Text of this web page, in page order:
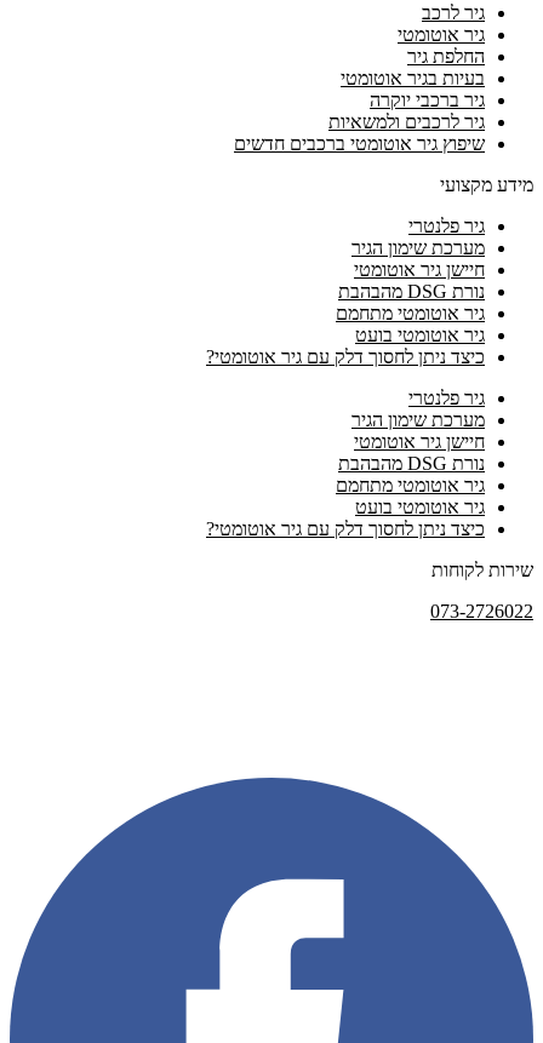
גיר לרכב
גיר אוטומטי
החלפת גיר
בעיות בגיר אוטומטי
גיר ברכבי יוקרה
גיר לרכבים ולמשאיות
שיפוץ גיר אוטומטי ברכבים חדשים
מידע מקצועי
גיר פלנטרי
מערכת שימון הגיר
חיישן גיר אוטומטי
נורת DSG מהבהבת
גיר אוטומטי מתחמם
גיר אוטומטי בועט
כיצד ניתן לחסוך דלק עם גיר אוטומטי?
גיר פלנטרי
מערכת שימון הגיר
חיישן גיר אוטומטי
נורת DSG מהבהבת
גיר אוטומטי מתחמם
גיר אוטומטי בועט
כיצד ניתן לחסוך דלק עם גיר אוטומטי?
שירות לקוחות
073-2726022